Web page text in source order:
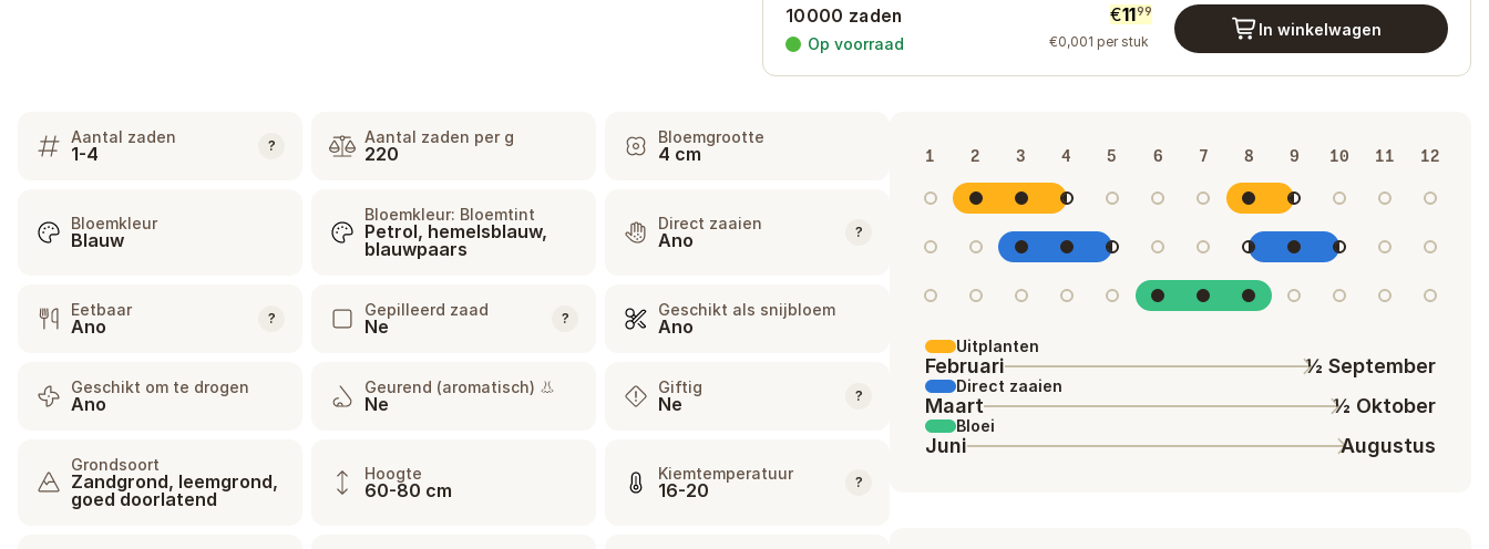
10000 zaden
Op voorraad
€1199
€0,001 per stuk
In winkelwagen
Aantal zaden
1-4 ? Aantal zaden per g
220
Bloemgrootte
4 cm
Bloemkleur
Blauw
Bloemkleur: Bloemtint
Petrol, hemelsblauw,
blauwpaars
Direct zaaien
Ano ?
Eetbaar
Ano ? Gepilleerd zaad
Ne ? Geschikt als snijbloem
Ano
Geschikt om te drogen
Ano
Geurend (aromatisch) 👃
Ne
Giftig
Ne ?
Grondsoort
Zandgrond, leemgrond,
goed doorlatend
Hoogte
60-80 cm
Kiemtemperatuur
16-20 ?
1 2 3 4 5 6 7 8 9 10 11 12
Uitplanten
Februari ½ September
Direct zaaien
Maart ½ Oktober
Bloei
Juni Augustus